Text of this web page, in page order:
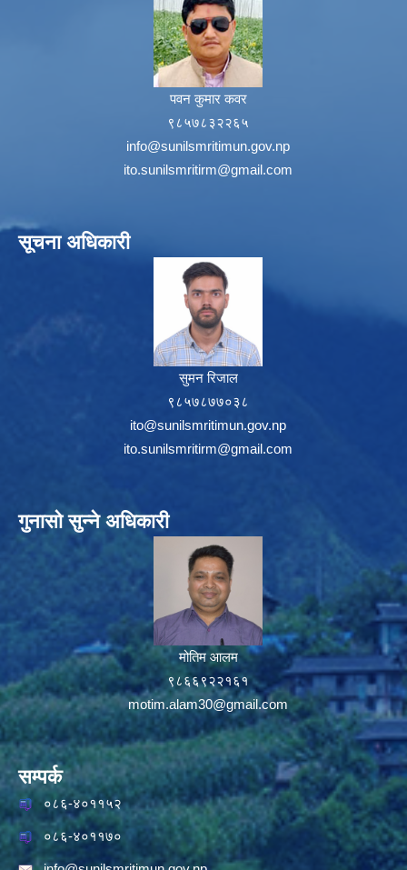
पवन कुमार कवर
९८५७८३२२६५
info@sunilsmritimun.gov.np
ito.sunilsmritirm@gmail.com
सूचना अधिकारी
सुमन रिजाल
९८५७८७७०३८
ito@sunilsmritimun.gov.np
ito.sunilsmritirm@gmail.com
गुनासो सुन्ने अधिकारी
मोतिम आलम
९८६६९२२१६१
motim.alam30@gmail.com
सम्पर्क
०८६-४०११५२
०८६-४०११७०